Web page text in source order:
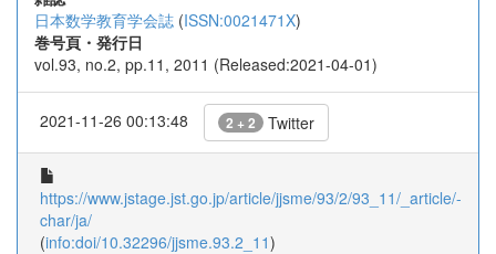
日本数学教育学会誌 (ISSN:0021471X)
巻号頁・発行日
vol.93, no.2, pp.11, 2011 (Released:2021-04-01)
2021-11-26 00:13:48 2 + 2 Twitter
https://www.jstage.jst.go.jp/article/jjsme/93/2/93_11/_article/-
char/ja/
(info:doi/10.32296/jjsme.93.2_11)